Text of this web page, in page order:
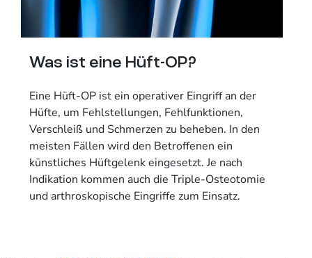
Was ist eine Hüft-OP?
Eine Hüft-OP ist ein operativer Eingriff an der
Hüfte, um Fehlstellungen, Fehlfunktionen,
Verschleiß und Schmerzen zu beheben. In den
meisten Fällen wird den Betroffenen ein
künstliches Hüftgelenk eingesetzt. Je nach
Indikation kommen auch die Triple-Osteotomie
und arthroskopische Eingriffe zum Einsatz.